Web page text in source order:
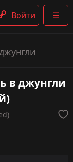
☰
Войти
в джунгли